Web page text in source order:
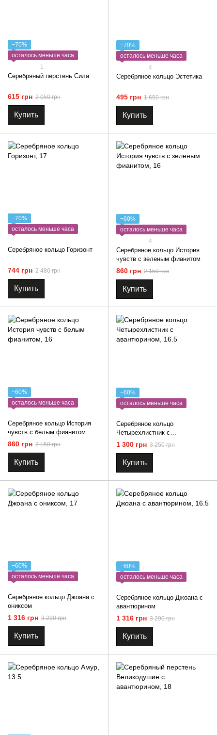
−70%
осталось меньше часа
1
Серебряный перстень Сила
615 грн 2 050 грн
Купить
−70%
осталось меньше часа
4
Серебряное кольцо Эстетика
495 грн 1 650 грн
Купить
−70%
осталось меньше часа
Серебряное кольцо Горизонт
744 грн 2 480 грн
Купить
−60%
осталось меньше часа
4
Серебряное кольцо История
чувств с зеленым фианитом
860 грн 2 150 грн
Купить
−60%
осталось меньше часа
Серебряное кольцо История
чувств с белым фианитом
860 грн 2 150 грн
Купить
−60%
осталось меньше часа
Серебряное кольцо
Четырехлистник с
авантюрином
1 300 грн 3 250 грн
Купить
−60%
осталось меньше часа
Серебряное кольцо Джоана с
ониксом
1 316 грн 3 290 грн
Купить
−60%
осталось меньше часа
Серебряное кольцо Джоана с
авантюрином
1 316 грн 3 290 грн
Купить